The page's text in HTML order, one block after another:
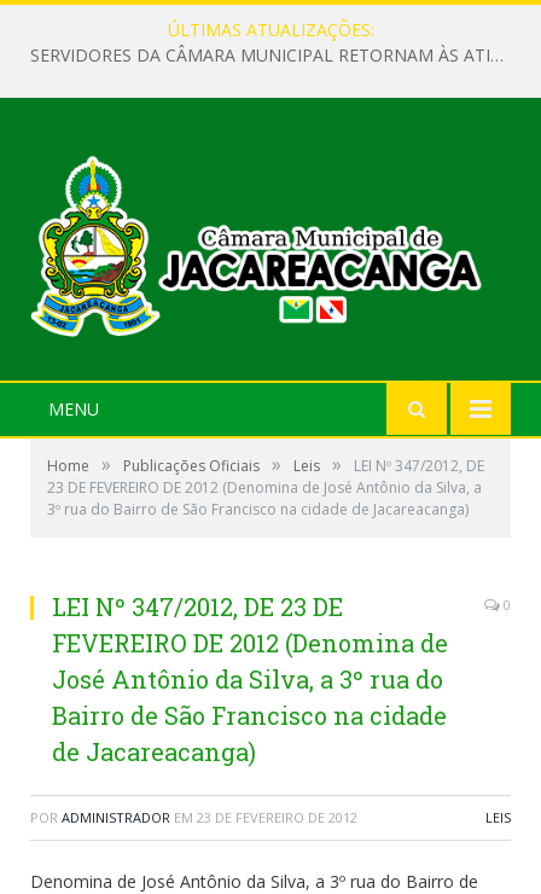
ÚLTIMAS ATUALIZAÇÕES:
SERVIDORES DA CÂMARA MUNICIPAL RETORNAM ÀS ATIVIDADES APÓS O RECESSO PARLAMENTAR
MENU
Home » Publicações Oficiais » Leis »
LEI Nº 347/2012, DE
23 DE FEVEREIRO DE 2012 (Denomina de José Antônio da Silva, a
3º rua do Bairro de São Francisco na cidade de Jacareacanga)
LEI Nº 347/2012, DE 23 DE
FEVEREIRO DE 2012 (Denomina de
José Antônio da Silva, a 3º rua do
Bairro de São Francisco na cidade
de Jacareacanga)
0
POR ADMINISTRADOR EM 23 DE FEVEREIRO DE 2012 LEIS
Denomina de José Antônio da Silva, a 3º rua do Bairro de